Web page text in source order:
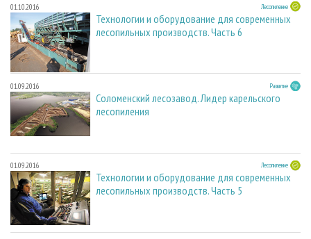
01.10.2016 Лесопиление
Технологии и оборудование для современных
лесопильных производств. Часть 6
01.09.2016 Развитие
Соломенский лесозавод. Лидер карельского
лесопиления
01.09.2016 Лесопиление
Технологии и оборудование для современных
лесопильных производств. Часть 5